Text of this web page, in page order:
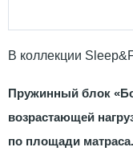
В коллекции
Пружинный блок
возрастающей
по площади